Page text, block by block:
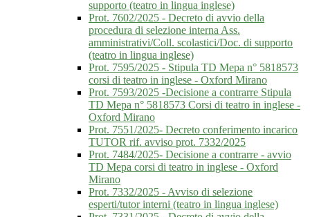
supporto (teatro in lingua inglese)
Prot. 7602/2025 - Decreto di avvio della
procedura di selezione interna Ass.
amministrativi/Coll. scolastici/Doc. di supporto
(teatro in lingua inglese)
Prot. 7595/2025 - Stipula TD Mepa n° 5818573
corsi di teatro in inglese - Oxford Mirano
Prot. 7593/2025 -Decisione a contrarre Stipula
TD Mepa n° 5818573 Corsi di teatro in inglese -
Oxford Mirano
Prot. 7551/2025- Decreto conferimento incarico
TUTOR rif. avviso prot. 7332/2025
Prot. 7484/2025- Decisione a contrarre - avvio
TD Mepa corsi di teatro in inglese - Oxford
Mirano
Prot. 7332/2025 - Avviso di selezione
esperti/tutor interni (teatro in lingua inglese)